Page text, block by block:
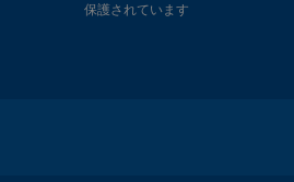
保護されています